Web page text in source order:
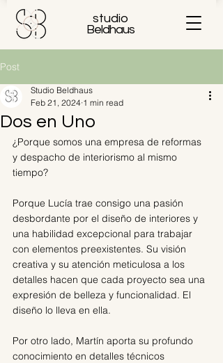
studio
Beldhaus
Post
Dos en Uno
Studio Beldhaus
Feb 21, 2024 1 min read
¿Porque somos una empresa de reformas
y despacho de interiorismo al mismo
tiempo?
Porque Lucía trae consigo una pasión
desbordante por el diseño de interiores y
una habilidad excepcional para trabajar
con elementos preexistentes. Su visión
creativa y su atención meticulosa a los
detalles hacen que cada proyecto sea una
expresión de belleza y funcionalidad. El
diseño lo lleva en ella.
Por otro lado, Martín aporta su profundo
conocimiento en detalles técnicos